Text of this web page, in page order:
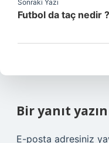
Sonraki Yazı
Futbol da taç nedir ?
Bir yanıt yazın
E-posta adresiniz